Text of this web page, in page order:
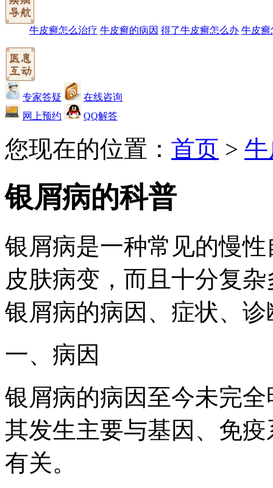
牛皮癣怎么治疗 牛皮癣的病因 得了牛皮癣怎么办 牛皮癣
专家答疑
在线咨询
网上预约
QQ解答
您现在的位置： 首页 >
银屑病的科普
银屑病是一种常见的慢
皮肤病变，而且十分复
银屑病的病因、症状、
一、病因
银屑病的病因至今未完
其发生主要与基因、免
有关。